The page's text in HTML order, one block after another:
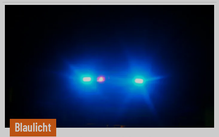
Blaulicht